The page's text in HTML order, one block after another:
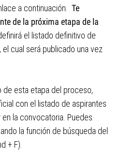
a continuación. Te
de la próxima etapa de la
el listado definitivo de
cual será publicado una vez
de esta etapa del proceso,
con el listado de aspirantes
la convocatoria. Puedes
la función de búsqueda del
+ F).